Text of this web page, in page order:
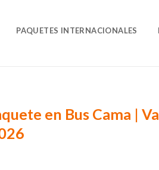
PAQUETES INTERNACIONALES
en Bus Cama |